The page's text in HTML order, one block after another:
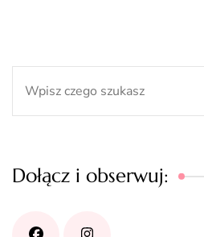
Dołącz i obserwuj: